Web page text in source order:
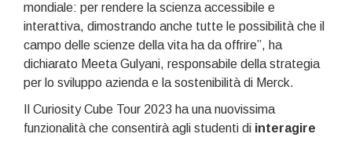
mondiale: per rendere la scienza accessibile e
interattiva, dimostrando anche tutte le possibilità che il
campo delle scienze della vita ha da offrire”, ha
dichiarato Meeta Gulyani, responsabile della strategia
per lo sviluppo azienda e la sostenibilità di Merck.
Il Curiosity Cube Tour 2023 ha una nuovissima
funzionalità che consentirà agli studenti di interagire